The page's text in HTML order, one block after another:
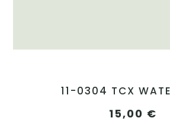
11-0304 TCX
15,00 €